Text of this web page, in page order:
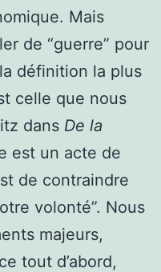
Mais
de “guerre” pour
définition la plus
celle que nous
dans De la
est un acte de
de contraindre
volonté”. Nous
majeurs,
tout d’abord,